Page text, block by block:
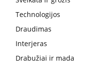
Technologijos
Draudimas
Interjeras
Drabužiai ir mada